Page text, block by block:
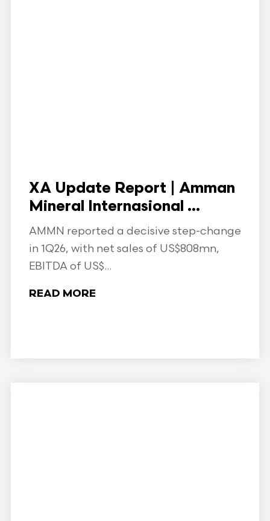
XA Update Report | Amman
Mineral Internasional ...
AMMN reported a decisive step-change
in 1Q26, with net sales of US$808mn,
EBITDA of US$...
READ MORE